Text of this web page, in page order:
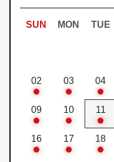
SUN MON TUE
02 03 04
09 10 11
16 17 18